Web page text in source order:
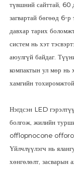
түвшний сайттай, 60
загвартай бөгөөд 6-
давхар тарих
систем нь хэт
аюулгүй байдаг.
компактын ул мөр нь
хамгийн тохиромжтой.
Нэгдсэн LED
болгож, жилийн
offlopnocone
Үйлчлүүлэгч нь
хөнгөлөлт, засварын